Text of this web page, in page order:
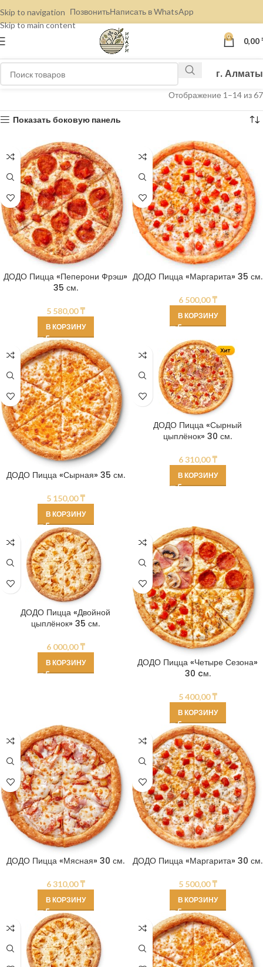
Skip to navigation
Skip to main content
ПозвонитьНаписать в WhatsApp
0 0,00
г. Алматы
Отображение 15–28 из 67
Показать боковую панель
ДОДО Пицца «Пеперони Фрэш»
35 см.
5 580,00₸
В КОРЗИНУ
ДОДО Пицца «Маргарита» 35 см.
6 500,00₸
В КОРЗИНУ
ДОДО Пицца «Сырная» 35 см.
5 150,00₸
В КОРЗИНУ
ДОДО Пицца «Сырный
цыплёнок» 30 см.
6 310,00₸
В КОРЗИНУ
ДОДО Пицца «Двойной
цыплёнок» 35 см.
6 000,00₸
В КОРЗИНУ
ДОДО Пицца «Четыре Сезона»
30 cм.
5 400,00₸
В КОРЗИНУ
ДОДО Пицца «Мясная» 30 см.
6 310,00₸
В КОРЗИНУ
ДОДО Пицца «Маргарита» 30 см.
5 500,00₸
В КОРЗИНУ